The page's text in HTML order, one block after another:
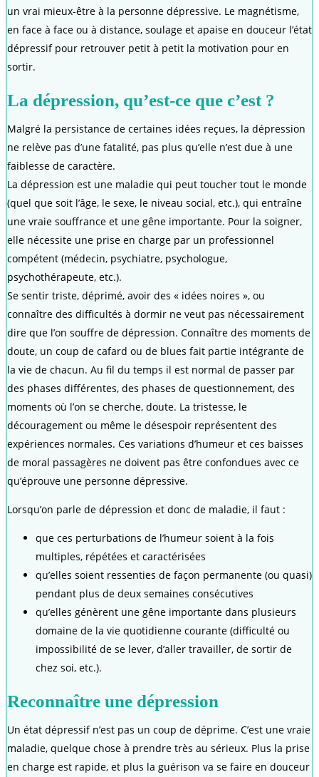
un vrai mieux-être à la personne dépressive. Le magnétisme,
en face à face ou à distance, soulage et apaise en douceur l’état
dépressif pour retrouver petit à petit la motivation pour en
sortir.
La dépression, qu’est-ce que c’est ?
Malgré la persistance de certaines idées reçues, la dépression
ne relève pas d’une fatalité, pas plus qu’elle n’est due à une
faiblesse de caractère.
La dépression est une maladie qui peut toucher tout le monde
(quel que soit l’âge, le sexe, le niveau social, etc.), qui entraîne
une vraie souffrance et une gêne importante. Pour la soigner,
elle nécessite une prise en charge par un professionnel
compétent (médecin, psychiatre, psychologue,
psychothérapeute, etc.).
Se sentir triste, déprimé, avoir des « idées noires », ou
connaître des difficultés à dormir ne veut pas nécessairement
dire que l’on souffre de dépression. Connaître des moments de
doute, un coup de cafard ou de blues fait partie intégrante de
la vie de chacun. Au fil du temps il est normal de passer par
des phases différentes, des phases de questionnement, des
moments où l’on se cherche, doute. La tristesse, le
découragement ou même le désespoir représentent des
expériences normales. Ces variations d’humeur et ces baisses
de moral passagères ne doivent pas être confondues avec ce
qu’éprouve une personne dépressive.
Lorsqu’on parle de dépression et donc de maladie, il faut :
que ces perturbations de l’humeur soient à la fois
multiples, répétées et caractérisées
qu’elles soient ressenties de façon permanente (ou quasi)
pendant plus de deux semaines consécutives
qu’elles génèrent une gêne importante dans plusieurs
domaine de la vie quotidienne courante (difficulté ou
impossibilité de se lever, d’aller travailler, de sortir de
chez soi, etc.).
Reconnaître une dépression
Un état dépressif n’est pas un coup de déprime. C’est une vraie
maladie, quelque chose à prendre très au sérieux. Plus la prise
en charge est rapide, et plus la guérison va se faire en douceur